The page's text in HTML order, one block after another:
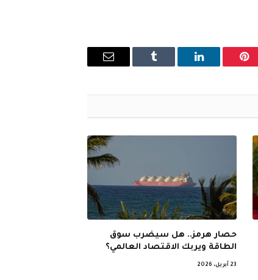
بينتيريستلينكدإن Tumblr
البريد
حصار هرمز.. هل سيضرب سوق
الطاقة ويربك الاقتصاد العالمي؟
23 أبريل، 2026